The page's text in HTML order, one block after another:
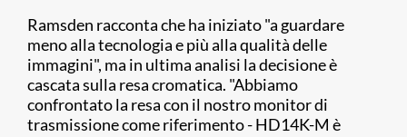
Ramsden racconta che ha iniziato "a guardare
meno alla tecnologia e più alla qualità delle
immagini", ma in ultima analisi la decisione è
cascata sulla resa cromatica. "Abbiamo
confrontato la resa con il nostro monitor di
trasmissione come riferimento - HD14K-M è